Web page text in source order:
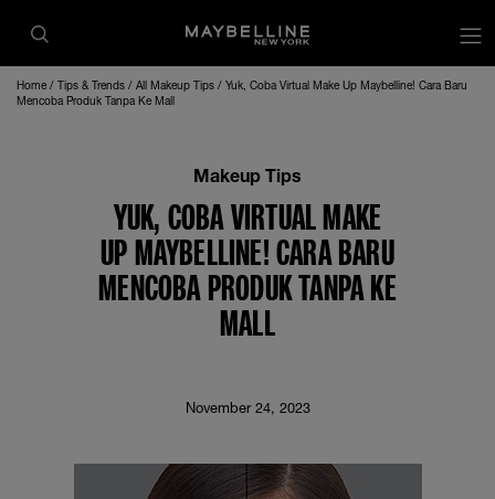
Home Tips & Trends All Makeup Tips
Yuk, Coba Virtual Make Up Maybelline! Cara Baru
Mencoba Produk Tanpa Ke Mall
Makeup Tips
YUK, COBA VIRTUAL MAKE
UP MAYBELLINE! CARA BARU
MENCOBA PRODUK TANPA KE
MALL
November 24, 2023